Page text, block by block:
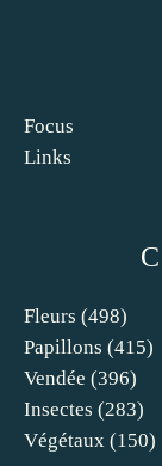
Fleurs (498)
Papillons (415)
Vendée (396)
Insectes (283)
Végétaux (150)
Focus
Links